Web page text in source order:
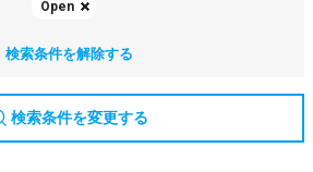
Open
検索条件を解除する
検索条件を変更する